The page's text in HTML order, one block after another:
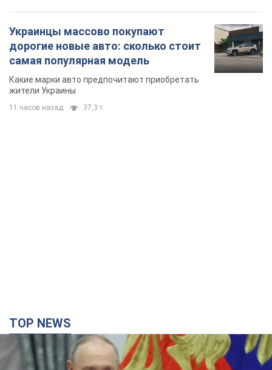
Украинцы массово покупают
дорогие новые авто: сколько стоит
самая популярная модель
Какие марки авто предпочитают приобретать
жители Украины
11 часов назад 37,3 т.
TOP NEWS